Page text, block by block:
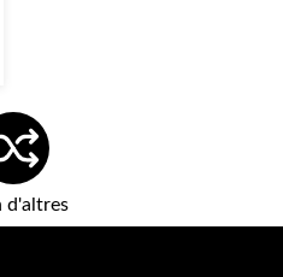
d'altres